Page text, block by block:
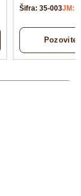
Šifra: 35-003JM:
Pozovite